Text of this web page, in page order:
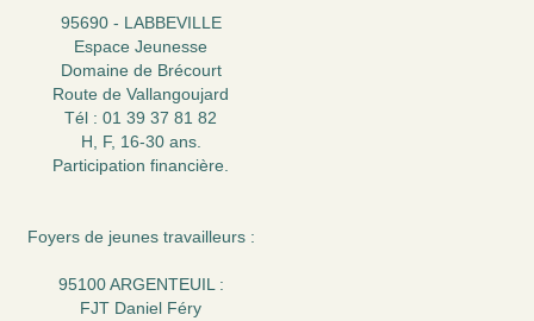
95690 - LABBEVILLE
Espace Jeunesse
Domaine de Brécourt
Route de Vallangoujard
Tél : 01 39 37 81 82
H, F, 16-30 ans.
Participation financière.
Foyers de jeunes travailleurs :
95100 ARGENTEUIL :
FJT Daniel Féry